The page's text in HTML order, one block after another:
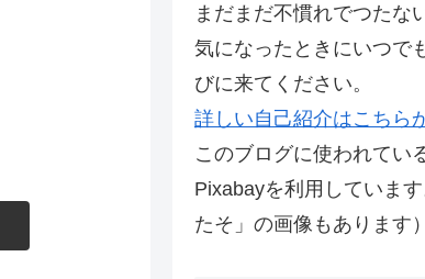
まだまだ不慣れでつたな
気になったときにいつで
びに来てください。
詳しい自己紹介はこちら
このブログに使われてい
Pixabayを利用していま
たそ」の画像もあります）